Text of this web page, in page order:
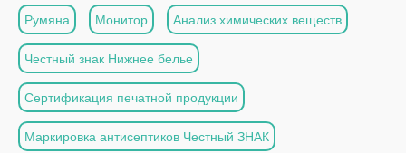
Румяна Монитор Анализ химических веществ
Честный знак Нижнее белье
Сертификация печатной продукции
Маркировка антисептиков Честный ЗНАК